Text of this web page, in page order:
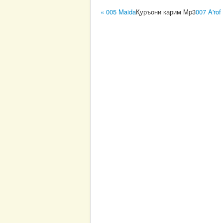
« 005 MaidaҚуръони карим Mp3007 A'rof